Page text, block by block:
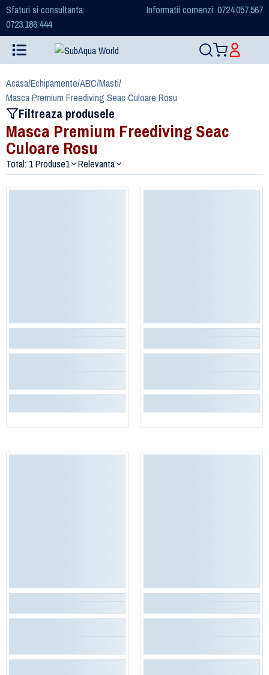
Sfaturi si consultanta:
0723.186.444
Informatii comenzi: 0724.057.567
Acasa/Echipamente/ABC/Masti/
Masca Premium Freediving Seac Culoare Rosu
Filtreaza produsele
Masca Premium Freediving Seac
Culoare Rosu
Total: 1 Produse1 Relevanta